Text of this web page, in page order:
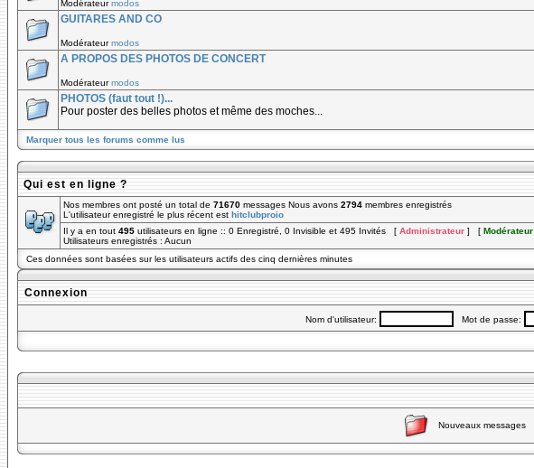
Modérateurmodos
GUITARES AND CO
Modérateurmodos
A PROPOS DES PHOTOS DE CONCERT
Modérateurmodos
PHOTOS (faut tout !)...
Pour poster des belles photos et même des moches...
Marquer tous les forums comme lus
Qui est en ligne ?
Nos membres ont posté un total de 71670 messages Nous avons 2794 membres enregistrés
L'utilisateur enregistré le plus récent est hitclubproio
Il y a en tout 495 utilisateurs en ligne :: 0 Enregistré, 0 Invisible et 495 Invités [ Administrateur ] [ Modérateur
Utilisateurs enregistrés : Aucun
Ces données sont basées sur les utilisateurs actifs des cinq dernières minutes
Connexion
Nom d'utilisateur: Mot de passe:
Nouveaux messages